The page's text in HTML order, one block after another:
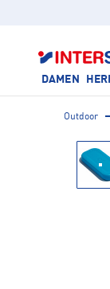
DAMEN
Outdoor